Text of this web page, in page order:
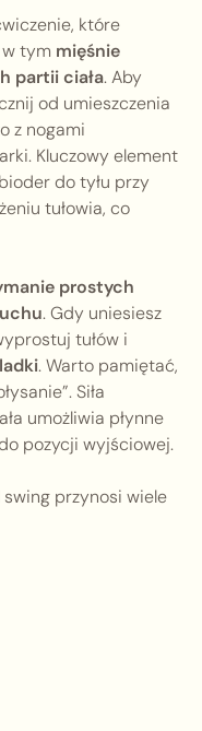
które
tym mięśnie
partii ciała. Aby
od umieszczenia
z nogami
Kluczowy element
do tyłu przy
tułowia, co
prostych
. Gdy uniesiesz
tułów i
. Warto pamiętać,
Siła
umożliwia płynne
pozycji wyjściowej.
przynosi wiele